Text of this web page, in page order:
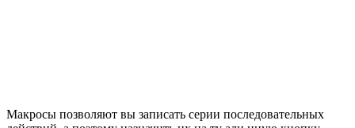
Макросы позволяют вы записать серии последовательных